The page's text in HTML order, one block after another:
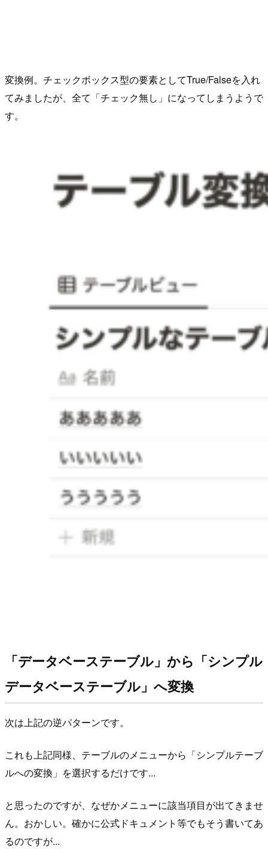
変換例。チェックボックス型の要素としてTrue/Falseを入れ
てみましたが、全て「チェック無し」になってしまうようで
す。
「データベーステーブル」から「シンプル
データベーステーブル」へ変換
次は上記の逆パターンです。
これも上記同様、テーブルのメニューから「シンプルテーブ
ルへの変換」を選択するだけです...
と思ったのですが、なぜかメニューに該当項目が出てきませ
ん。おかしい。確かに公式ドキュメント等でもそう書いてあ
るのですが...